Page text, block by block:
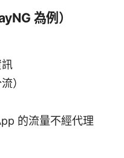
為例）
）
的流量不經代理